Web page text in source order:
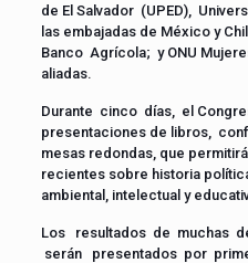
de El Salvador (UPED),
las embajadas de México y
Banco Agrícola; y ONU
aliadas.
Durante cinco días, el
presentaciones de libros,
mesas redondas, que
recientes sobre historia
ambiental, intelectual y
Los resultados de muchas
serán presentados por